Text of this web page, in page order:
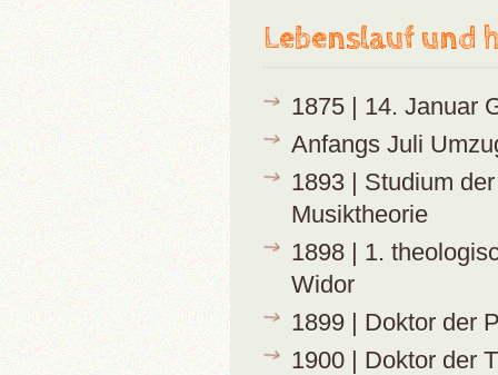
Lebenslauf und
1875 | 14. Januar
Anfangs Juli
1893 | Studium
Musiktheorie
1898 | 1.
Widor
1899 | Doktor der
1900 | Doktor der